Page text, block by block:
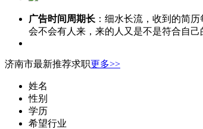
广告时间周期长 ：细水长流，收到的简
会不会有人来，来的人又是不是符合自己
济南市最新推荐求职更多>>
姓名
性别
学历
希望行业